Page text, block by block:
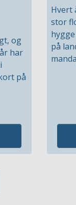
og
har
på
Hvert
stor
på